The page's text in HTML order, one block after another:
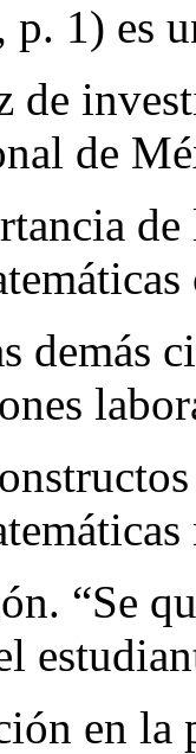
p. 1) es
de
de
demás
“Se
en la